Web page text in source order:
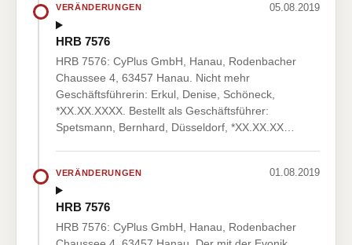
VERÄNDERUNGEN 05.08.2019
HRB 7576
HRB 7576: CyPlus GmbH, Hanau, Rodenbacher
Chaussee 4, 63457 Hanau. Nicht mehr
Geschäftsführerin: Erkul, Denise, Schöneck,
*XX.XX.XXXX. Bestellt als Geschäftsführer:
Spetsmann, Bernhard, Düsseldorf, *XX.XX.XX…
VERÄNDERUNGEN 01.08.2019
HRB 7576
HRB 7576: CyPlus GmbH, Hanau, Rodenbacher